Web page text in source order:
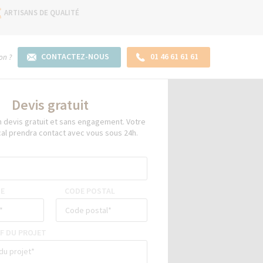
ARTISANS DE QUALITÉ
? CONTACTEZ-NOUS 01 46 61 61 61
Devis gratuit
devis gratuit et sans engagement. Votre
prendra contact avec vous sous 24h.